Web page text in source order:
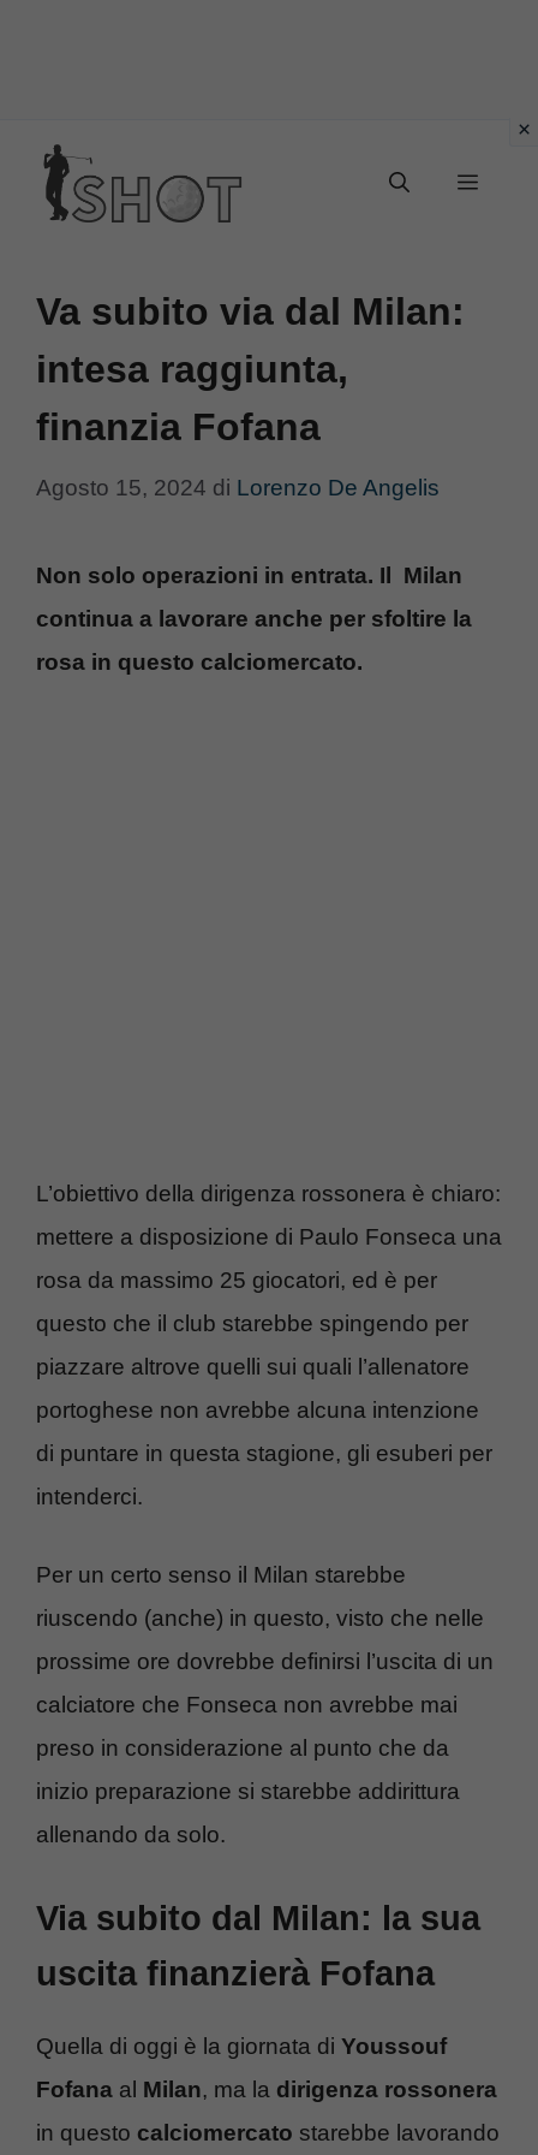
contenuto
Menu
Va subito via dal Milan:
intesa raggiunta,
finanzia Fofana
Agosto 15, 2024 di Lorenzo De Angelis
Non solo operazioni in entrata. Il Milan
continua a lavorare anche per sfoltire la
rosa in questo calciomercato.
L’obiettivo della dirigenza rossonera è chiaro:
mettere a disposizione di Paulo Fonseca una
rosa da massimo 25 giocatori, ed è per
questo che il club starebbe spingendo per
piazzare altrove quelli sui quali l’allenatore
portoghese non avrebbe alcuna intenzione
di puntare in questa stagione, gli esuberi per
intenderci.
Per un certo senso il Milan starebbe
riuscendo (anche) in questo, visto che nelle
prossime ore dovrebbe definirsi l’uscita di un
calciatore che Fonseca non avrebbe mai
preso in considerazione al punto che da
inizio preparazione si starebbe addirittura
allenando da solo.
Via subito dal Milan: la sua
uscita finanzierà Fofana
Quella di oggi è la giornata di Youssouf
Fofana al Milan, ma la dirigenza rossonera
in questo calciomercato starebbe lavorando